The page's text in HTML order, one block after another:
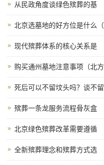
从民政角度谈绿色殡葬的基
北京选墓地的好方位是什么（
现代殡葬体系的核心关系是
购买通州墓地注意事项（北方
死后可以不留坟头吗？谈不留
殡葬一条龙服务流程骨灰盒
北京绿色殡葬改革需要遵循
全新殡葬理念和殡葬方式选